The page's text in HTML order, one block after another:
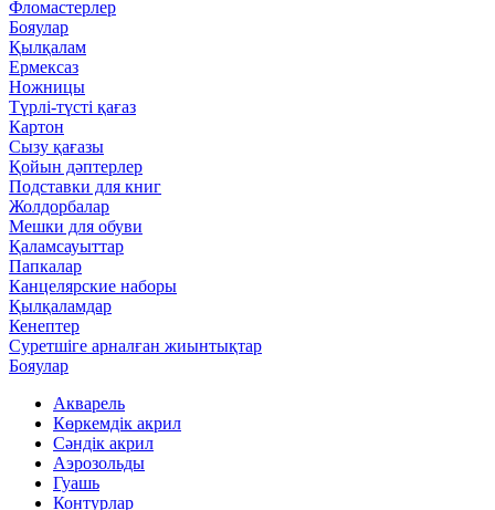
Фломастерлер
Бояулар
Қылқалам
Ермексаз
Ножницы
Түрлі-түсті қағаз
Картон
Сызу қағазы
Қойын дәптерлер
Подставки для книг
Жолдорбалар
Мешки для обуви
Қаламсауыттар
Папкалар
Канцелярские наборы
Қылқаламдар
Кенептер
Суретшіге арналған жиынтықтар
Бояулар
Акварель
Көркемдік акрил
Сәндік акрил
Аэрозольды
Гуашь
Контурлар